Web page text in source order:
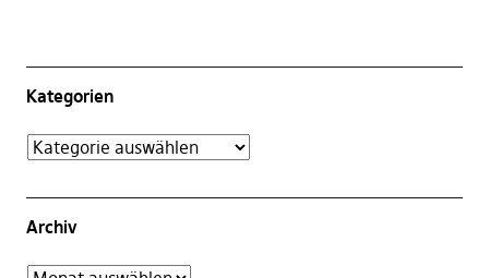
Kategorien
Archiv